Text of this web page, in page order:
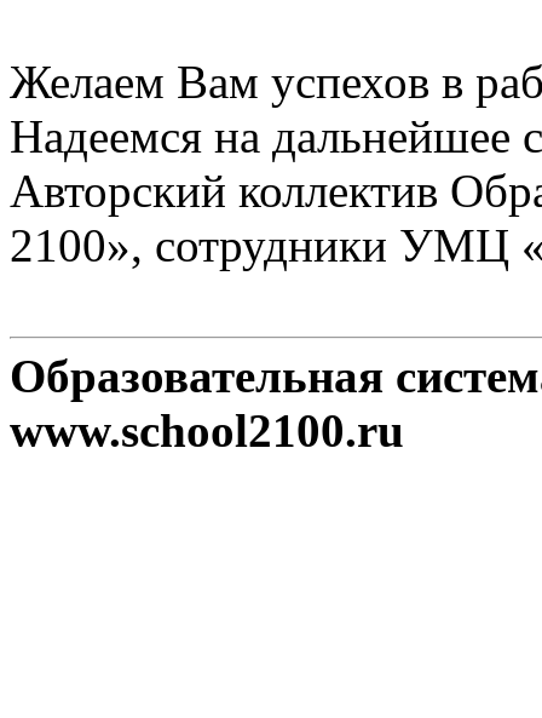
Желаем Вам успехов в
Надеемся на дальнейшее
Авторский коллектив
2100», сотрудники УМЦ
Образовательная
www.school2100.ru